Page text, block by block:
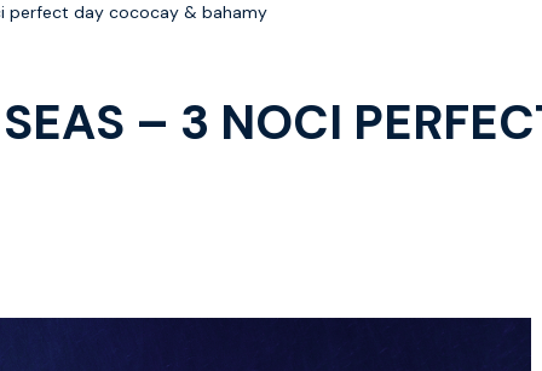
perfect day cococay & bahamy
– 3 NOCI